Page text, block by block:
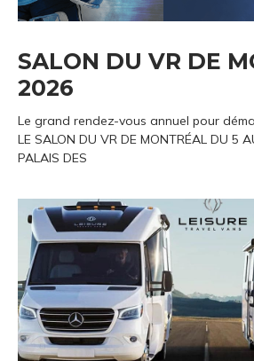
SALON DU VR DE
2026
Le grand rendez-vous annuel pour
LE SALON DU VR DE MONTRÉAL DU 5
PALAIS DES